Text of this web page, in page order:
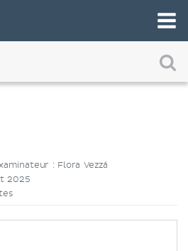
outil d'étude préféré
: Flora Vezzá
2025